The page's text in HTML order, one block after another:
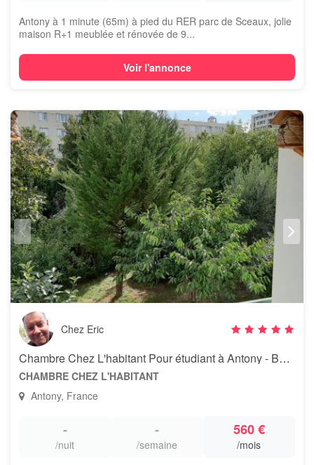
Antony à 1 minute (65m) à pied du RER parc de Sceaux, jolie
maison R+1 meublée et rénovée de 9...
Voir l'annonce
Chez Eric
Chambre Chez L'habitant Pour étudiant à Antony - Bourg-la-reine
CHAMBRE CHEZ L'HABITANT
Antony, France
-
/nuit
-
/semaine
560 €
/mois